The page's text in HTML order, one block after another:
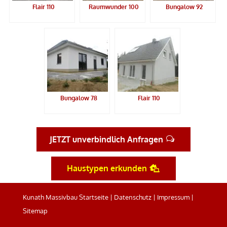
Flair 110 Raumwunder 100 Bungalow 92
Bungalow 78 Flair 110
JETZT unverbindlich Anfragen
Haustypen erkunden
Kunath Massivbau Startseite| Datenschutz| Impressum|
Sitemap